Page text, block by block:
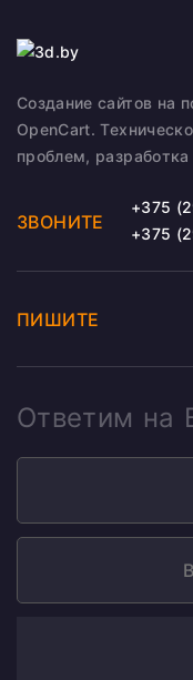
Создание сайтов на
OpenCart.
проблем,
ЗВОНИТЕ
+375
+375
ПИШИТЕ
Ответим на